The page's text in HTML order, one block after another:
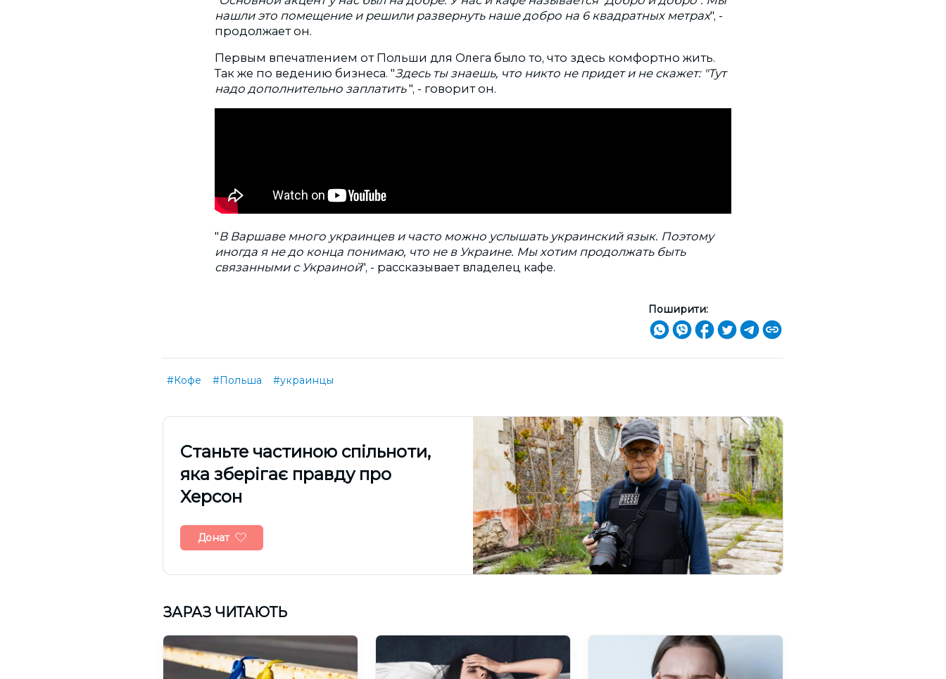
нашли это помещение и решили развернуть наше добро на 6 квадратных метрах", -
продолжает он.
Первым впечатлением от Польши для Олега было то, что здесь комфортно жить.
Так же по ведению бизнеса. "Здесь ты знаешь, что никто не придет и не скажет: "Тут
надо дополнительно заплатить", - говорит он.
"В Варшаве много украинцев и часто можно услышать украинский язык. Поэтому
иногда я не до конца понимаю, что не в Украине. Мы хотим продолжать быть
связанными с Украиной", - рассказывает владелец кафе.
Поширити:
#Кофе #Польша #украинцы
Cтаньте частиною спільноти,
яка зберігає правду про
Херсон
Донат
ЗАРАЗ ЧИТАЮТЬ